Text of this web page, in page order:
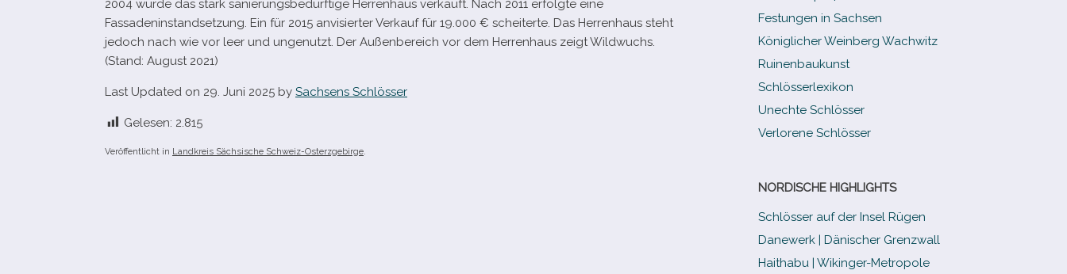
2004 wurde das stark sanie­rungs­be­dürf­tige Herrenhaus ver­kauft. Nach 2011 erfolgte eine
Fassadeninstandsetzung. Ein für 2015 anvi­sier­ter Verkauf für 19.000 € schei­terte. Das Herrenhaus steht
jedoch nach wie vor leer und unge­nutzt. Der Außenbereich vor dem Herrenhaus zeigt Wildwuchs.
(Stand: August 2021)
Last Updated on 29. Juni 2025 by Sachsens Schlösser
Gelesen: 2.815
Veröffentlicht in Landkreis Sächsische Schweiz-Osterzgebirge
Festungen in Sachsen
Königlicher Weinberg Wachwitz
Ruinenbaukunst
Schlösserlexikon
Unechte Schlösser
Verlorene Schlösser
NORDISCHE HIGHLIGHTS
Schlösser auf der Insel Rügen
Danewerk | Dänischer Grenzwall
Haithabu | Wikinger-Metropole